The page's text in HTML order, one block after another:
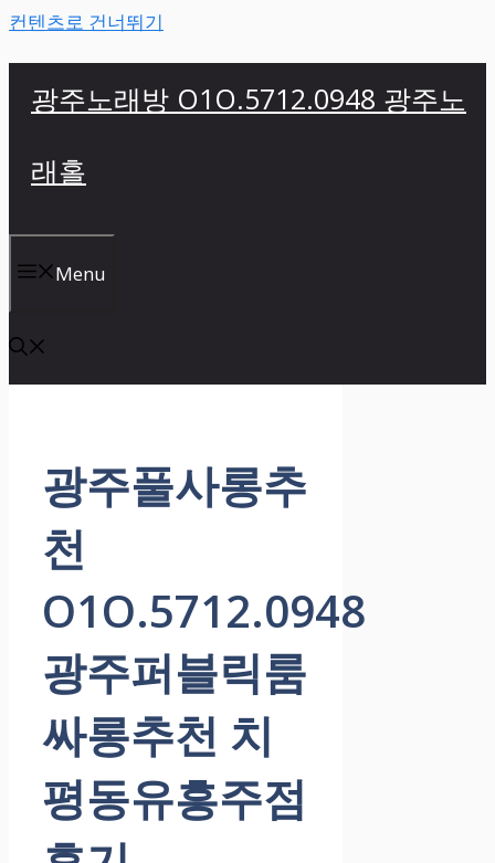
컨텐츠로 건너뛰기
광주노래방 O1O.5712.0948 광주노
래홀
Menu
광주풀사롱추
천
O1O.5712.0948
광주퍼블릭룸
싸롱추천 치
평동유흥주점